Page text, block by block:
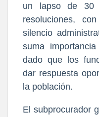
un lapso de
resoluciones,
silencio
suma
dado que los
dar respuesta
la población.
El subprocurador